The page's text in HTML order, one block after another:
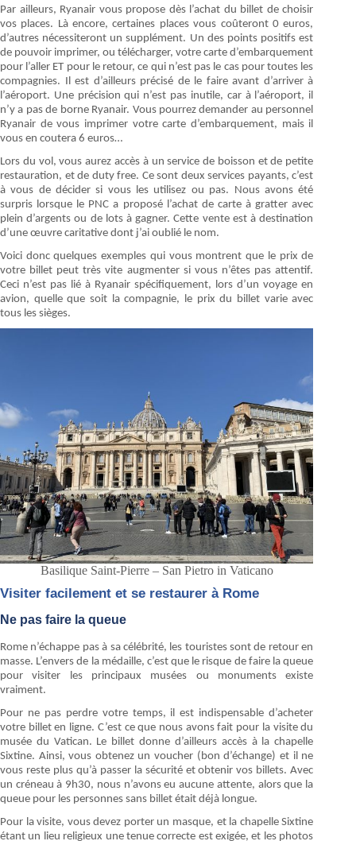
Par ailleurs, Ryanair vous propose dès l’achat du billet de choisir
vos places. Là encore, certaines places vous coûteront 0 euros,
d’autres nécessiteront un supplément. Un des points positifs est
de pouvoir imprimer, ou télécharger, votre carte d’embarquement
pour l’aller ET pour le retour, ce qui n’est pas le cas pour toutes les
compagnies. Il est d’ailleurs précisé de le faire avant d’arriver à
l’aéroport. Une précision qui n’est pas inutile, car à l’aéroport, il
n’y a pas de borne Ryanair. Vous pourrez demander au personnel
Ryanair de vous imprimer votre carte d’embarquement, mais il
vous en coutera 6 euros…
Lors du vol, vous aurez accès à un service de boisson et de petite
restauration, et de duty free. Ce sont deux services payants, c’est
à vous de décider si vous les utilisez ou pas. Nous avons été
surpris lorsque le PNC a proposé l’achat de carte à gratter avec
plein d’argents ou de lots à gagner. Cette vente est à destination
d’une œuvre caritative dont j’ai oublié le nom.
Voici donc quelques exemples qui vous montrent que le prix de
votre billet peut très vite augmenter si vous n’êtes pas attentif.
Ceci n’est pas lié à Ryanair spécifiquement, lors d’un voyage en
avion, quelle que soit la compagnie, le prix du billet varie avec
tous les sièges.
Basilique Saint-Pierre – San Pietro in Vaticano
Visiter facilement et se restaurer à Rome
Ne pas faire la queue
Rome n’échappe pas à sa célébrité, les touristes sont de retour en
masse. L’envers de la médaille, c’est que le risque de faire la queue
pour visiter les principaux musées ou monuments existe
vraiment.
Pour ne pas perdre votre temps, il est indispensable d’acheter
votre billet en ligne. C’est ce que nous avons fait pour la visite du
musée du Vatican. Le billet donne d’ailleurs accès à la chapelle
Sixtine. Ainsi, vous obtenez un voucher (bon d’échange) et il ne
vous reste plus qu’à passer la sécurité et obtenir vos billets. Avec
un créneau à 9h30, nous n’avons eu aucune attente, alors que la
queue pour les personnes sans billet était déjà longue.
Pour la visite, vous devez porter un masque, et la chapelle Sixtine
étant un lieu religieux une tenue correcte est exigée, et les photos